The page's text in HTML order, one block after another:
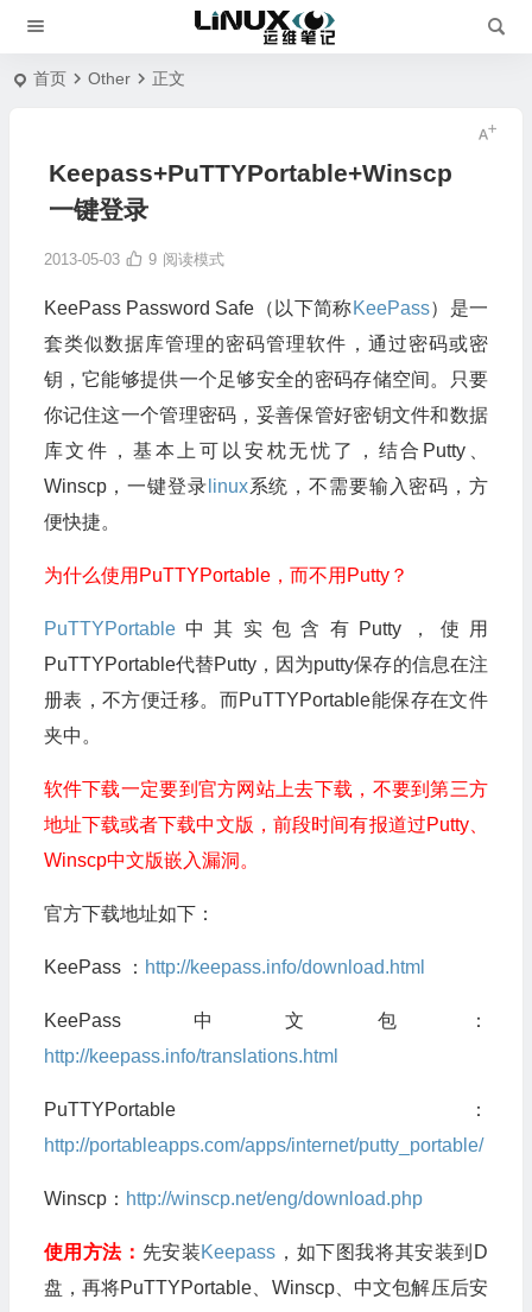
首页 Other 正文
Keepass+PuTTYPortable+Winscp
一键登录
2013-05-03 9 阅读模式
KeePass Password Safe（以下简称KeePass）是一
套类似数据库管理的密码管理软件，通过密码或密
钥，它能够提供一个足够安全的密码存储空间。只要
你记住这一个管理密码，妥善保管好密钥文件和数据
库文件，基本上可以安枕无忧了，结合Putty、
Winscp，一键登录 linux系统，不需要输入密码，方
便快捷。
为什么使用PuTTYPortable，而不用Putty？
PuTTYPortable中其实包含有Putty，使用
PuTTYPortable代替Putty，因为putty保存的信息在注
册表，不方便迁移。而PuTTYPortable能保存在文件
夹中。
软件下载一定要到官方网站上去下载，不要到第三方
地址下载或者下载中文版，前段时间有报道过Putty、
Winscp中文版嵌入漏洞。
官方下载地址如下：
KeePass ： http://keepass.info/download.html
KeePass中文包：
http://keepass.info/translations.html
PuTTYPortable：
http://portableapps.com/apps/internet/putty_portable/
Winscp： http://winscp.net/eng/download.php
使用方法： 先安装Keepass ，如下图我将其安装到D
盘，再将PuTTYPortable、Winscp、中文包解压后安